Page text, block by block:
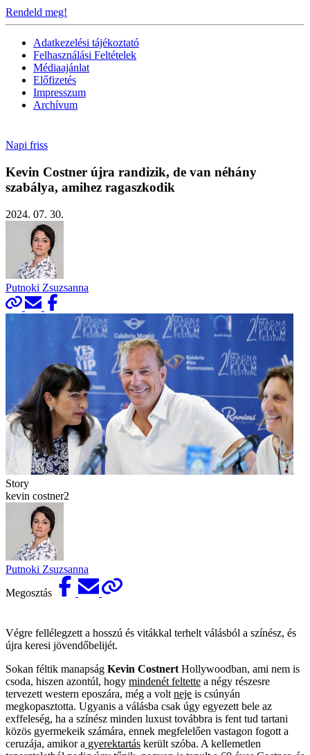
Rendeld meg!
Adatkezelési tájékoztató
Felhasználási Feltételek
Médiaajánlat
Előfizetés
Impresszum
Archívum
Napi friss
Kevin Costner újra randizik, de van néhány
szabálya, amihez ragaszkodik
2024. 07. 30.
Putnoki Zsuzsanna
Story
kevin costner2
Putnoki Zsuzsanna
Megosztás
Végre fellélegzett a hosszú és vitákkal terhelt válásból a színész, és
újra keresi jövendőbelijét.
Sokan féltik manapság Kevin Costnert Hollywoodban, ami nem is
csoda, hiszen azontúl, hogy mindenét feltette a négy részesre
tervezett western eposzára, még a volt neje is csúnyán
megkopasztotta. Ugyanis a válásba csak úgy egyezett bele az
exffeleség, ha a színész minden luxust továbbra is fent tud tartani
közös gyermekeik számára, ennek megfelelően vastagon fogott a
ceruzája, amikor a gyerektartás került szóba. A kellemetlen